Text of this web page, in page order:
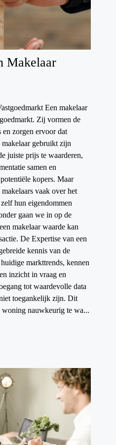
Makelaar
Een makelaar
Zij vormen de
en zorgen ervoor dat
makelaar gebruikt zijn
juiste prijs te waarderen,
samen en
kopers. Maar
vaak over het
hun eigendommen
gaan we in op de
makelaar waarde kan
De Expertise van een
kennis van de
markttrends, kennen
inzicht in vraag en
tot waardevolle data
toegankelijk zijn. Dit
woning nauwkeurig te wa...